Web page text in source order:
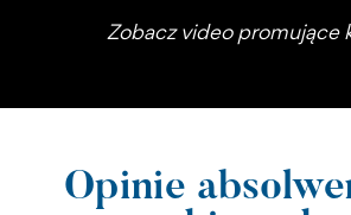
Zobacz video promujące
Opinie